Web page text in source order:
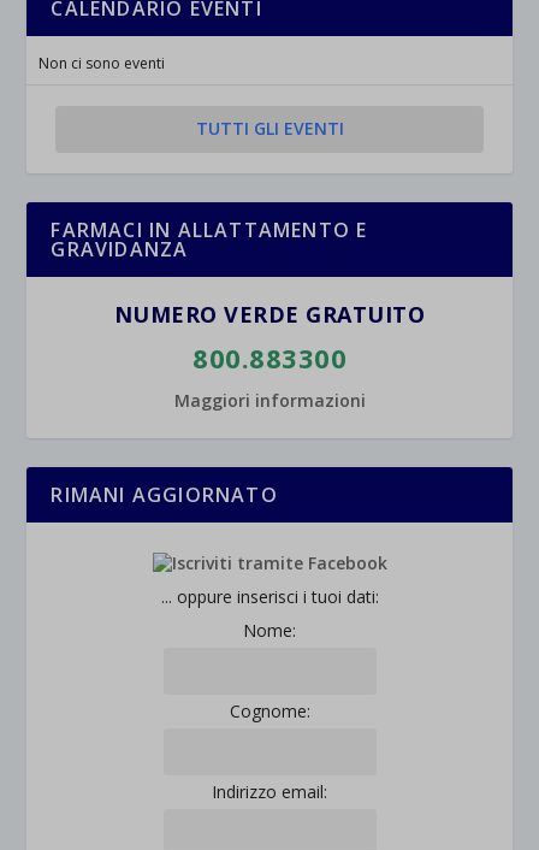
CALENDARIO EVENTI
Non ci sono eventi
TUTTI GLI EVENTI
FARMACI IN ALLATTAMENTO E
GRAVIDANZA
NUMERO VERDE GRATUITO
800.883300
Maggiori informazioni
RIMANI AGGIORNATO
... oppure inserisci i tuoi dati:
Nome:
Cognome:
Indirizzo email: